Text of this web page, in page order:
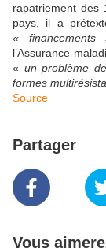
rapatriement des
pays, il a
« financements
l’Assurance-
« un problème
formes
Source
Partager
Vous